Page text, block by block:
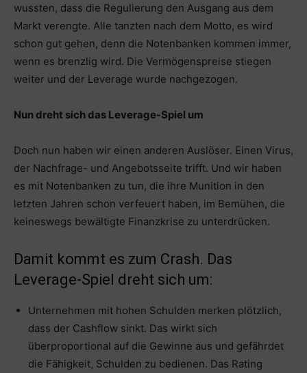
wussten, dass die Regulierung den Ausgang aus dem
Markt verengte. Alle tanzten nach dem Motto, es wird
schon gut gehen, denn die Notenbanken kommen immer,
wenn es brenzlig wird. Die Vermögenspreise stiegen
weiter und der Leverage wurde nachgezogen.
Nun dreht sich das Leverage-Spiel um
Doch nun haben wir einen anderen Auslöser. Einen Virus,
der Nachfrage- und Angebotsseite trifft. Und wir haben
es mit Notenbanken zu tun, die ihre Munition in den
letzten Jahren schon verfeuert haben, im Bemühen, die
keineswegs bewältigte Finanzkrise zu unterdrücken.
Damit kommt es zum Crash. Das
Leverage-Spiel dreht sich um:
Unternehmen mit hohen Schulden merken plötzlich,
dass der Cashflow sinkt. Das wirkt sich
überproportional auf die Gewinne aus und gefährdet
die Fähigkeit, Schulden zu bedienen. Das Rating